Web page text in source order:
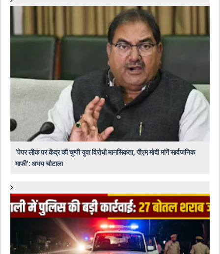
'पेपर लीक पर केंद्र की चुप्पी युवा विरोधी मानसिकता, पीएम मोदी मांगें सार्वजनिक
माफी': अभय चौटाला